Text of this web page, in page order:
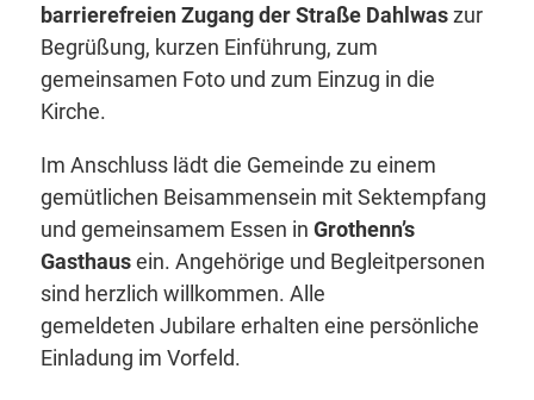
barrierefreien Zugang der Straße Dahlwaszur
Begrüßung, kurzen Einführung, zum
gemeinsamen Foto und zum Einzug in die
Kirche.
Im Anschluss lädt die Gemeinde zu einem
gemütlichen Beisammensein mit Sektempfang
und gemeinsamem Essen in Grothenn’s
Gasthausein. Angehörige und Begleitpersonen
sind herzlich willkommen. Alle
gemeldeten Jubilare erhalten eine persönliche
Einladung im Vorfeld.